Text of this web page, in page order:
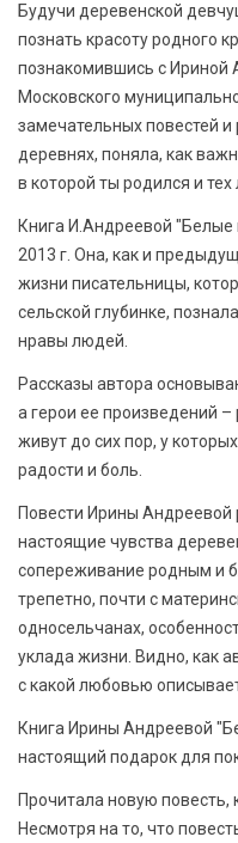
АРХИВ PDF
Будучи деревенской
познать красоту родного
познакомившись с Ириной
Московского
замечательных повестей
деревнях, поняла, как
в которой ты родился и
Книга И.Андреевой
2013 г. Она, как и
жизни писательницы,
сельской глубинке,
нравы людей.
Рассказы автора
а герои ее произведений
живут до сих пор, у
радости и боль.
Повести Ирины Андреевой
настоящие чувства
сопереживание родным и
трепетно, почти с
односельчанах,
уклада жизни. Видно, как
с какой любовью описывает
Книга Ирины Андреевой
настоящий подарок для
Прочитала новую повесть,
Несмотря на то, что